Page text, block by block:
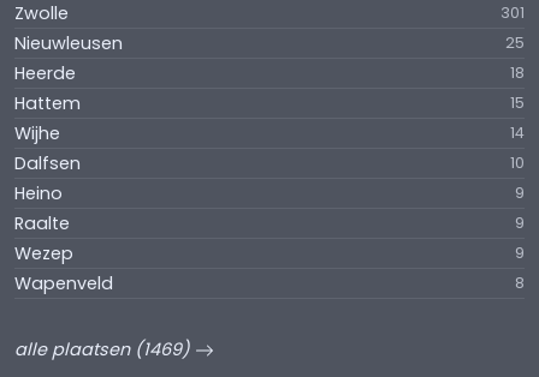
Zwolle 301
Nieuwleusen 25
Heerde 18
Hattem 15
Wijhe 14
Dalfsen 10
Heino 9
Raalte 9
Wezep 9
Wapenveld 8
alle plaatsen (1469)